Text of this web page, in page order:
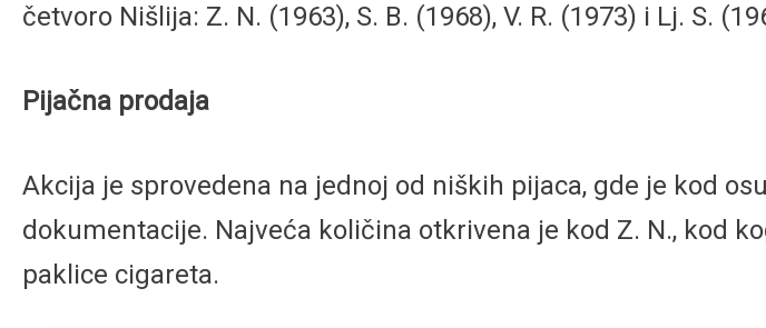
četvoro Nišlija: Z. N. (1963), S. B. (1968), V. R. (1973) i Lj. S.
Pijačna prodaja
Akcija je sprovedena na jednoj od niških pijaca, gde je kod
dokumentacije. Najveća količina otkrivena je kod Z. N., kod
paklice cigareta.